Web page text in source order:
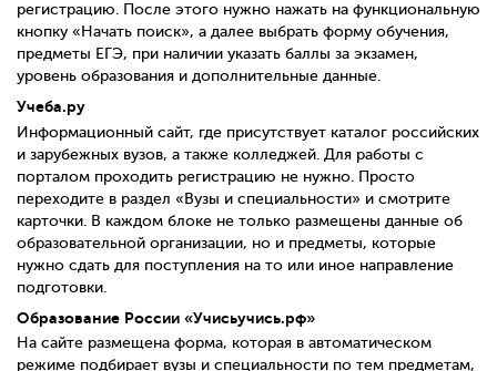
регистрацию. После этого нужно нажать на функциональную
кнопку «Начать поиск», а далее выбрать форму обучения,
предметы ЕГЭ, при наличии указать баллы за экзамен,
уровень образования и дополнительные данные.
Учеба.ру
Информационный сайт, где присутствует каталог российских
и зарубежных вузов, а также колледжей. Для работы с
порталом проходить регистрацию не нужно. Просто
переходите в раздел «Вузы и специальности» и смотрите
карточки. В каждом блоке не только размещены данные об
образовательной организации, но и предметы, которые
нужно сдать для поступления на то или иное направление
подготовки.
Образование России «Учисьучись.рф»
На сайте размещена форма, которая в автоматическом
режиме подбирает вузы и специальности по тем предметам,